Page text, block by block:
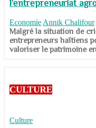
l’entrepreneuriat
Economie Annik Chalifour
​​​​​​​Malgré la situation de
entrepreneurs haïtiens
valoriser le patrimoine
CULTURE
Culture